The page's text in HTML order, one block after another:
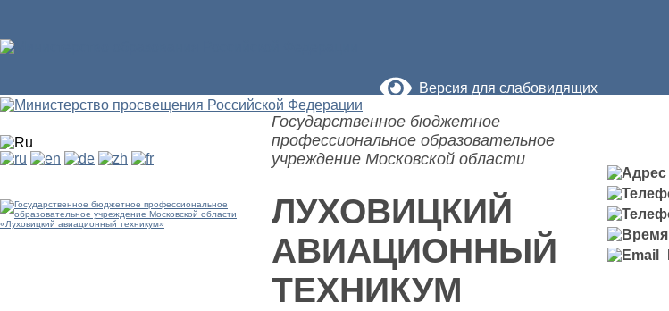
Версия для слабовидящих
Государственное бюджетное
профессиональное образовательное
учреждение Московской области
ЛУХОВИЦКИЙ
АВИАЦИОННЫЙ
ТЕХНИКУМ